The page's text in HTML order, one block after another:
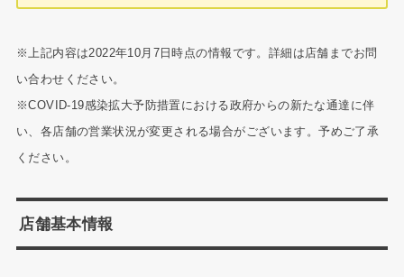
※上記内容は2022年10月7日時点の情報です。詳細は店舗までお問
い合わせください。
※COVID-19感染拡大予防措置における政府からの新たな通達に伴
い、各店舗の営業状況が変更される場合がございます。予めご了承
ください。
店舗基本情報